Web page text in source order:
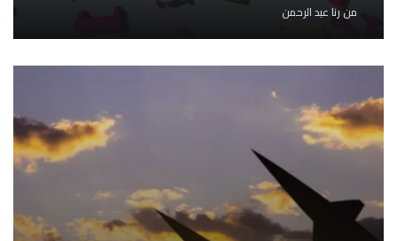
منرنا عبد الرحمن